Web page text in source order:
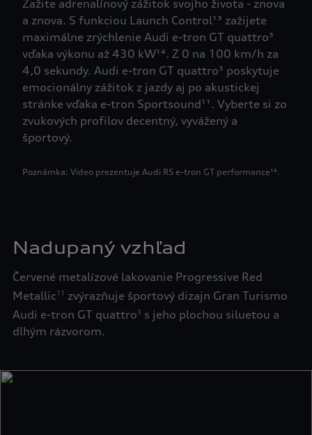
Zažite adrenalínový zážitok svojho života - znova
a znova. S funkciou Launch Control¹³ zažijete
maximálne zrýchlenie Audi e-tron GT quattro³
vďaka výkonu až 430 kW¹⁴. Z 0 na 100 km/h za
4,0 sekundy. Audi e-tron GT quattro³ poskytuje
emocionálny zážitok z jazdy aj po akustickej
stránke vďaka e-tron Sportsound¹¹. Vyberte si zo
zvukových profilov decentný, vyvážený a
športový.
Poznámka: Video prezentuje Audi RS e-tron GT performance¹⁶.
Nadupaný vzhľad
Červené metalízové lakovanie Progressive Red
Metallic11
zvýrazňuje športový dizajn Gran Turismo
Audi e-tron GT quattro3 s jeho plochou siluetou a
dlhým rázvorom.